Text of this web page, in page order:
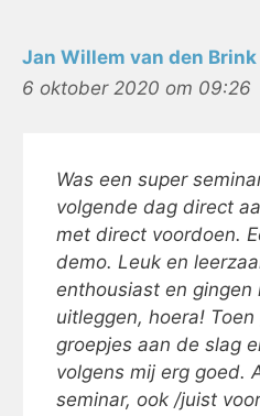
Jan Willem van den
6 oktober 2020 om 09:26
Was een super
volgende dag direct
met direct voordoen.
demo. Leuk en
enthousiast en gingen
uitleggen, hoera!
groepjes aan de slag
volgens mij erg goed.
seminar, ook /juist